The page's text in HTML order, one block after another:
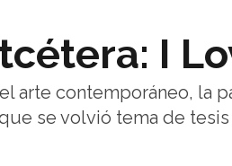
I
arte contemporáneo, la
se volvió tema de